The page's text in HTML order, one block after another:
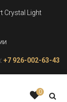
Crystal Light
+7 926-002-63-43
0